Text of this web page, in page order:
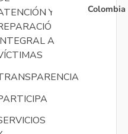
Y
A
Colombia